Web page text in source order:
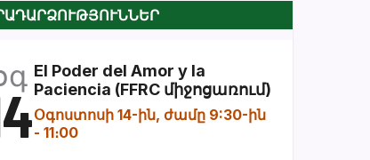
El Poder del Amor y la
Paciencia (FFRC միջոցառում)
Օգոստոսի 14-ին, ժամը 9:30-ին
- 11։00